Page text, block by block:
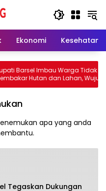
Ekonomi Kesehatan
Warga Tidak
Lahan, Wujudkan
Kabut Asap
apa yang anda
Tegaskan Dukungan